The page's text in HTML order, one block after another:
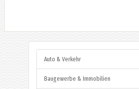
Auto & Verkehr
Baugewerbe & Immobilien